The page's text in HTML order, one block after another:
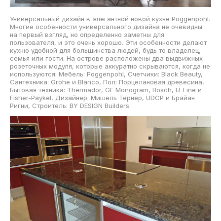
Универсальный дизайн в элегантной новой кухне Poggenpohl.
Многие особенности универсального дизайна не очевидны
на первый взгляд, но определенно заметны для
пользователя, и это очень хорошо. Эти особенности делают
кухню удобной для большинства людей, будь то владелец,
семья или гости. На острове расположены два выдвижных
розеточных модуля, которые аккуратно скрываются, когда не
используются. Мебель: Poggenpohl, Счетчики: Black Beauty,
Сантехника: Grohe и Blanco, Пол: Порцелановая древесина,
Бытовая техника: Thermador, GE Monogram, Bosch, U-Line и
Fisher-Paykel, Дизайнер: Мишель Тернер, UDCP и Брайан
Ригни, Строитель: BY DESIGN Builders.